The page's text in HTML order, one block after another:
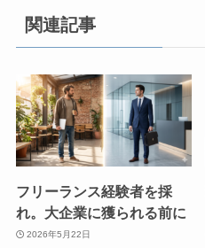
関連記事
フリーランス経験者を採
れ。大企業に獲られる前に
2026年5月22日